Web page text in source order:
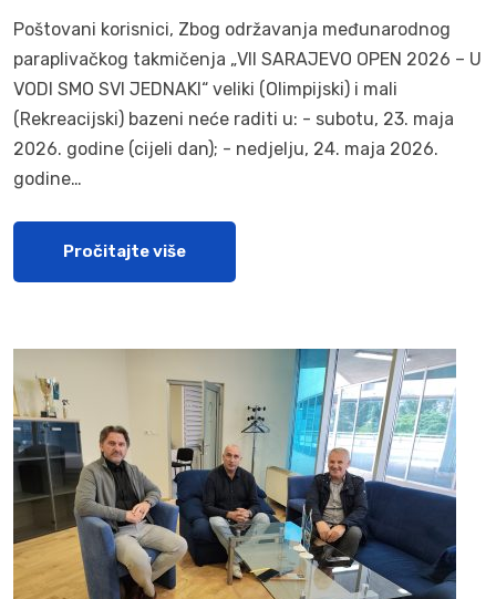
Poštovani korisnici, Zbog održavanja međunarodnog
paraplivačkog takmičenja „VII SARAJEVO OPEN 2026 – U
VODI SMO SVI JEDNAKI“ veliki (Olimpijski) i mali
(Rekreacijski) bazeni neće raditi u: - subotu, 23. maja
2026. godine (cijeli dan); - nedjelju, 24. maja 2026.
godine…
Pročitajte više